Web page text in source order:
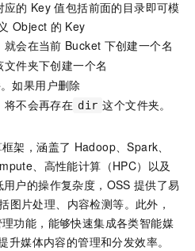
应的 Key 值包括前面的目录即可模
Object 的 Key
就会在当前 Bucket 下创建一个名
件夹下创建一个名
如果用户删除
将不会再存在 dir 这个文件夹。
架，涵盖了 Hadoop、Spark、
、高性能计算（HPC）以及
户的操作复杂度，OSS 提供了易
图片处理、内容检测等。此外，
功能，能够快速集成各类智能媒
升媒体内容的管理和分发效率。